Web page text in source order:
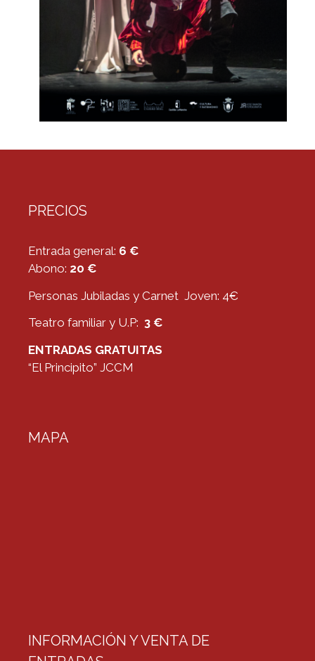
PRECIOS
Entrada general: 6 €
Abono: 20 €
Personas Jubiladas y Carnet Joven: 4€
Teatro familiar y U.P: 3 €
ENTRADAS GRATUITAS
“El Principito” JCCM
MAPA
INFORMACIÓN Y VENTA DE